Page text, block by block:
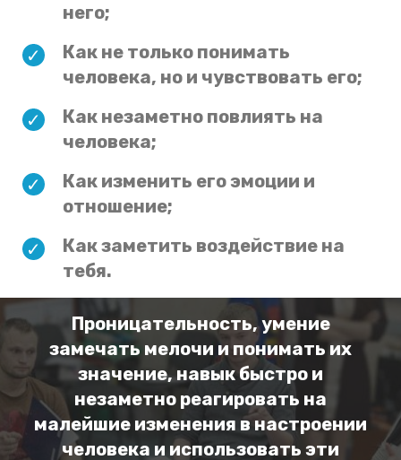
него;
Как не только понимать
человека, но и чувствовать его;
Как незаметно повлиять на
человека;
Как изменить его эмоции и
отношение;
Как заметить воздействие на
тебя.
Проницательность, умение
замечать мелочи и понимать их
значение, навык быстро и
незаметно реагировать на
малейшие изменения в настроении
человека и использовать эти